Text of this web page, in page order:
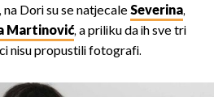
Dori su se natjecaleSeverina,
Martinović, a priliku da ih sve tri
nisu propustili fotografi.